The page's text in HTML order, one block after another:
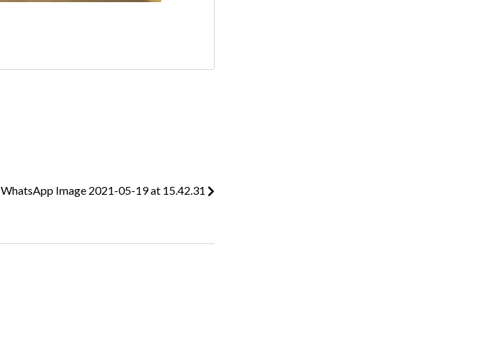
WhatsApp Image 2021-05-19 at 15.42.31